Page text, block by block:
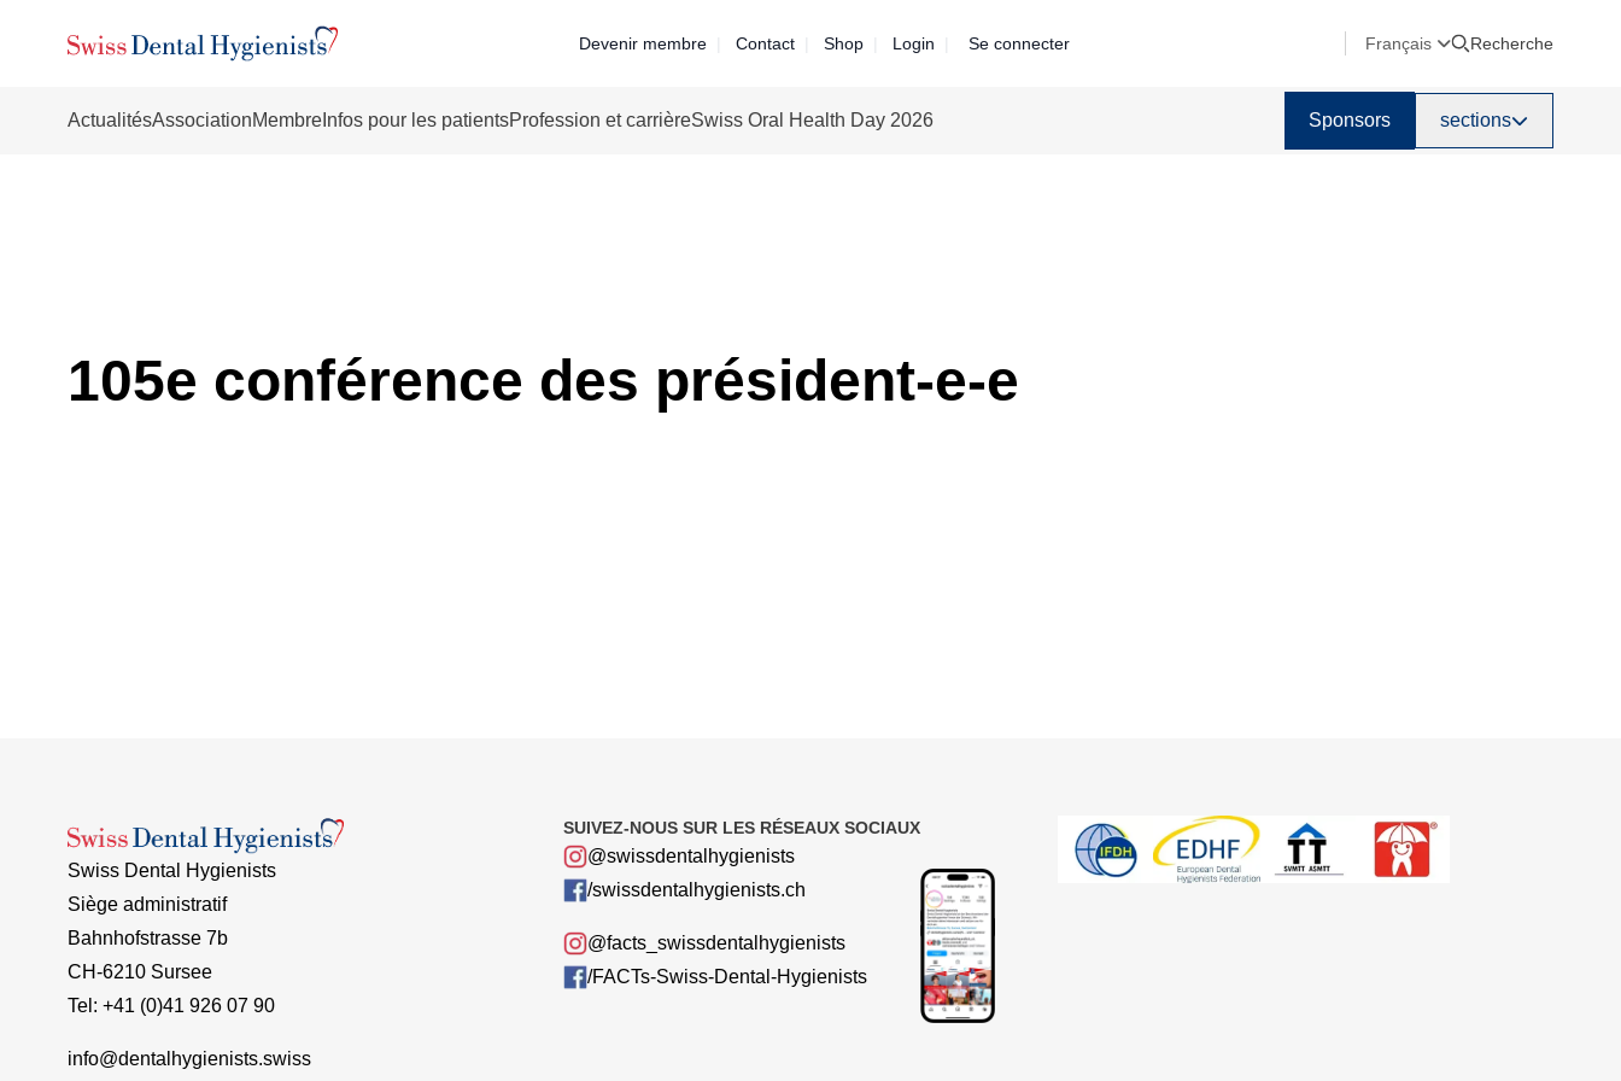
Devenir membre Contact Shop Login Se connecter Français Recherche
ActualitésAssociationMembre Infos pour les patientsProfession et carrièreSwiss Oral Health Day 2026 Sponsors sections
105e conférence des président-e-e
Swiss Dental Hygienists
Siège administratif
Bahnhofstrasse 7b
CH-6210 Sursee
Tel: +41 (0)41 926 07 90
info@dentalhygienists.swiss
SUIVEZ-NOUS SUR LES RÉSEAUX SOCIAUX
@swissdentalhygienists
/swissdentalhygienists.ch
@facts_swissdentalhygienists
/FACTs-Swiss-Dental-Hygienists